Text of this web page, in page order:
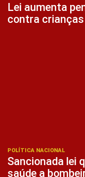
Lei aumenta
contra
POLÍTICA NACIONAL
Sancionada lei
saúde a